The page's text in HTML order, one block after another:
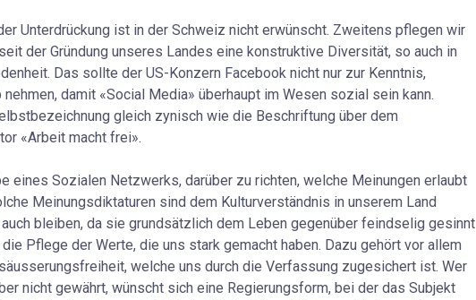
Unterdrückung ist in der Schweiz nicht erwünscht. Zweitens pflegen wir
der Gründung unseres Landes eine konstruktive Diversität, so auch in
Das sollte der US-Konzern Facebook nicht nur zur Kenntnis,
damit «Social Media» überhaupt im Wesen sozial sein kann.
gleich zynisch wie die Beschriftung über dem
«Arbeit macht frei».
eines Sozialen Netzwerks, darüber zu richten, welche Meinungen erlaubt
Meinungsdiktaturen sind dem Kulturverständnis in unserem Land
bleiben, da sie grundsätzlich dem Leben gegenüber feindselig gesinnt
Pflege der Werte, die uns stark gemacht haben. Dazu gehört vor allem
welche uns durch die Verfassung zugesichert ist. Wer
nicht gewährt, wünscht sich eine Regierungsform, bei der das Subjekt